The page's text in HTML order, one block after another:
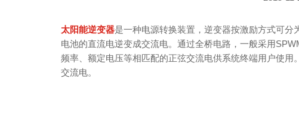
太阳能逆变器是一种电源转换装置，逆变器按激励方式可
电池的直流电逆变成交流电。通过全桥电路，一般采用
频率、额定电压等相匹配的正弦交流电供系统终端用户使
交流电。